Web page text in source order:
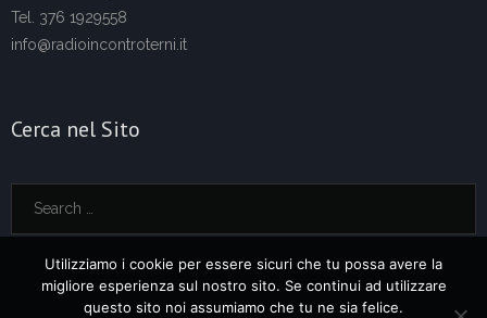
Tel. 376 1929558
info@radioincontroterni.it
Cerca nel Sito
Utilizziamo i cookie per essere sicuri che tu possa avere la
migliore esperienza sul nostro sito. Se continui ad utilizzare
questo sito noi assumiamo che tu ne sia felice.